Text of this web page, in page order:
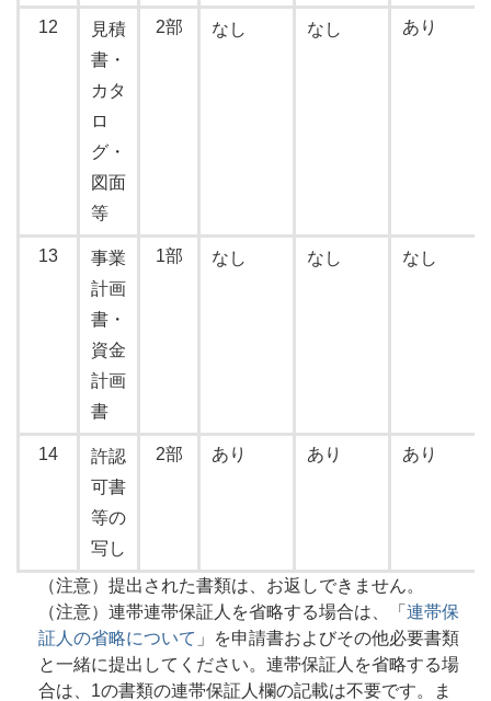
12
見積
書・
カタ
ロ
グ・
図面
等
2部 なし なし あり
13
事業
計画
書・
資金
計画
書
1部 なし なし なし
14
許認
可書
等の
写し
2部 あり あり あり
（注意）提出された書類は、お返しできません。
（注意）連帯連帯保証人を省略する場合は、「 連帯保
証人の省略について 」を申請書およびその他必要書類
と一緒に提出してください。連帯保証人を省略する場
合は、1の書類の連帯保証人欄の記載は不要です。ま